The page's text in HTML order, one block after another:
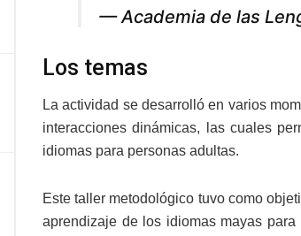
— Academia de las
Los temas
La actividad se desarrolló en varios
interacciones dinámicas, las cuales
idiomas para personas adultas.
Este taller metodológico tuvo como
aprendizaje de los idiomas mayas